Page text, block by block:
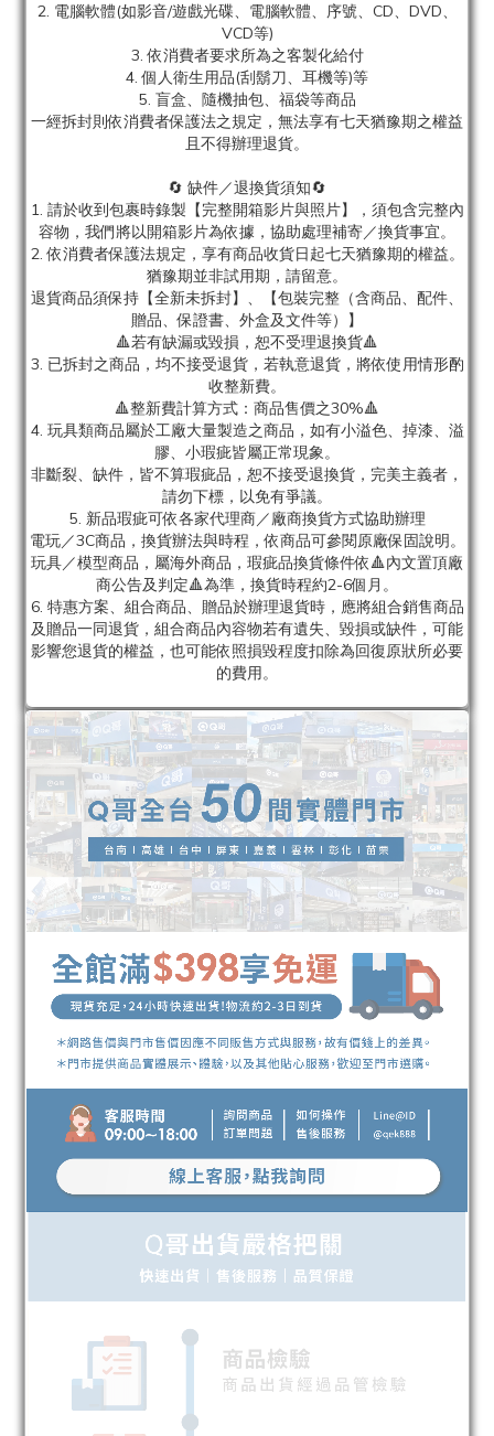
2. 電腦軟體(如影音/遊戲光碟、電腦軟體、序號、CD、DVD、
VCD等)
3. 依消費者要求所為之客製化給付
4. 個人衛生用品(刮鬍刀、耳機等)等
5. 盲盒、隨機抽包、福袋等商品
一經拆封則依消費者保護法之規定，無法享有七天猶豫期之權益
且不得辦理退貨。
🔄 缺件／退換貨須知🔄
1. 請於收到包裹時錄製【完整開箱影片與照片】，須包含完整內
容物，我們將以開箱影片為依據，協助處理補寄／換貨事宜。
2. 依消費者保護法規定，享有商品收貨日起七天猶豫期的權益。
猶豫期並非試用期，請留意。
退貨商品須保持【全新未拆封】、【包裝完整（含商品、配件、
贈品、保證書、外盒及文件等）】
🔺若有缺漏或毀損，恕不受理退換貨🔺
3. 已拆封之商品，均不接受退貨，若執意退貨，將依使用情形酌
收整新費。
🔺整新費計算方式：商品售價之30%🔺
4. 玩具類商品屬於工廠大量製造之商品，如有小溢色、掉漆、溢
膠、小瑕疵皆屬正常現象。
非斷裂、缺件，皆不算瑕疵品，恕不接受退換貨，完美主義者，
請勿下標，以免有爭議。
5. 新品瑕疵可依各家代理商／廠商換貨方式協助辦理
電玩／3C商品，換貨辦法與時程，依商品可參閱原廠保固說明。
玩具／模型商品，屬海外商品，瑕疵品換貨條件依🔺內文置頂廠
商公告及判定🔺為準，換貨時程約2-6個月。
6. 特惠方案、組合商品、贈品於辦理退貨時，應將組合銷售商品
及贈品一同退貨，組合商品內容物若有遺失、毀損或缺件，可能
影響您退貨的權益，也可能依照損毀程度扣除為回復原狀所必要
的費用。